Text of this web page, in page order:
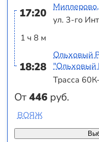
17:20
1 ч 8 м
18:28
От446 руб.
ул. 3-го
Ольховый
"Ольховый
Трасса
ВОЯЖ